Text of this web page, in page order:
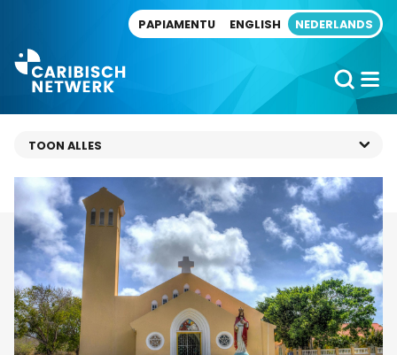
PAPIAMENTU ENGLISH NEDERLANDS